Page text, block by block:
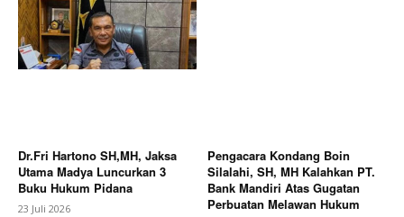
Dr.Fri Hartono SH,MH, Jaksa
Utama Madya Luncurkan 3
Buku Hukum Pidana
23 Juli 2026
Pengacara Kondang Boin
Silalahi, SH, MH Kalahkan PT.
Bank Mandiri Atas Gugatan
Perbuatan Melawan Hukum